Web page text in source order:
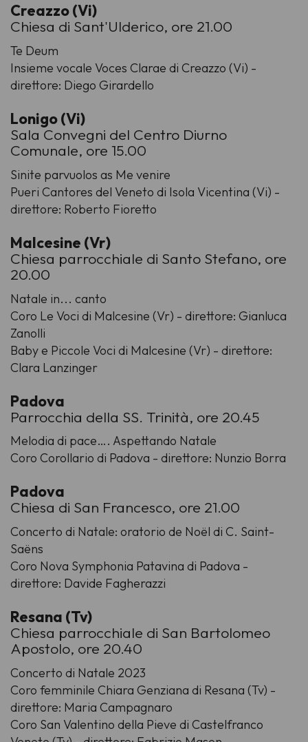
Creazzo (Vi)
Chiesa di Sant'Ulderico, ore 21.00
Te Deum
Insieme vocale Voces Clarae di Creazzo (Vi) -
direttore: Diego Girardello
Lonigo (Vi)
Sala Convegni del Centro Diurno
Comunale, ore 15.00
Sinite parvuolos as Me venire
Pueri Cantores del Veneto di Isola Vicentina (Vi) -
direttore: Roberto Fioretto
Malcesine (Vr)
Chiesa parrocchiale di Santo Stefano, ore
20.00
Natale in... canto
Coro Le Voci di Malcesine (Vr) - direttore: Gianluca
Zanolli
Baby e Piccole Voci di Malcesine (Vr) - direttore:
Clara Lanzinger
Padova
Parrocchia della SS. Trinità, ore 20.45
Melodia di pace…. Aspettando Natale
Coro Corollario di Padova - direttore: Nunzio Borra
Padova
Chiesa di San Francesco, ore 21.00
Concerto di Natale: oratorio de Noël di C. Saint-
Saëns
Coro Nova Symphonia Patavina di Padova -
direttore: Davide Fagherazzi
Resana (Tv)
Chiesa parrocchiale di San Bartolomeo
Apostolo, ore 20.40
Concerto di Natale 2023
Coro femminile Chiara Genziana di Resana (Tv) -
direttore: Maria Campagnaro
Coro San Valentino della Pieve di Castelfranco